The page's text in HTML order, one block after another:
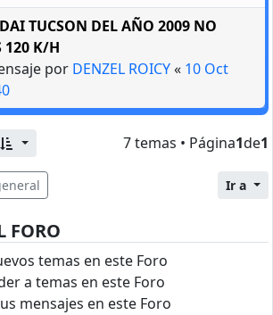
TUCSON DEL AÑO 2009 NO
120 K/H
por DENZEL ROICY« 10 Oct
7 temas • Página1de1
Ir a
FORO
temas en este Foro
a temas en este Foro
mensajes en este Foro